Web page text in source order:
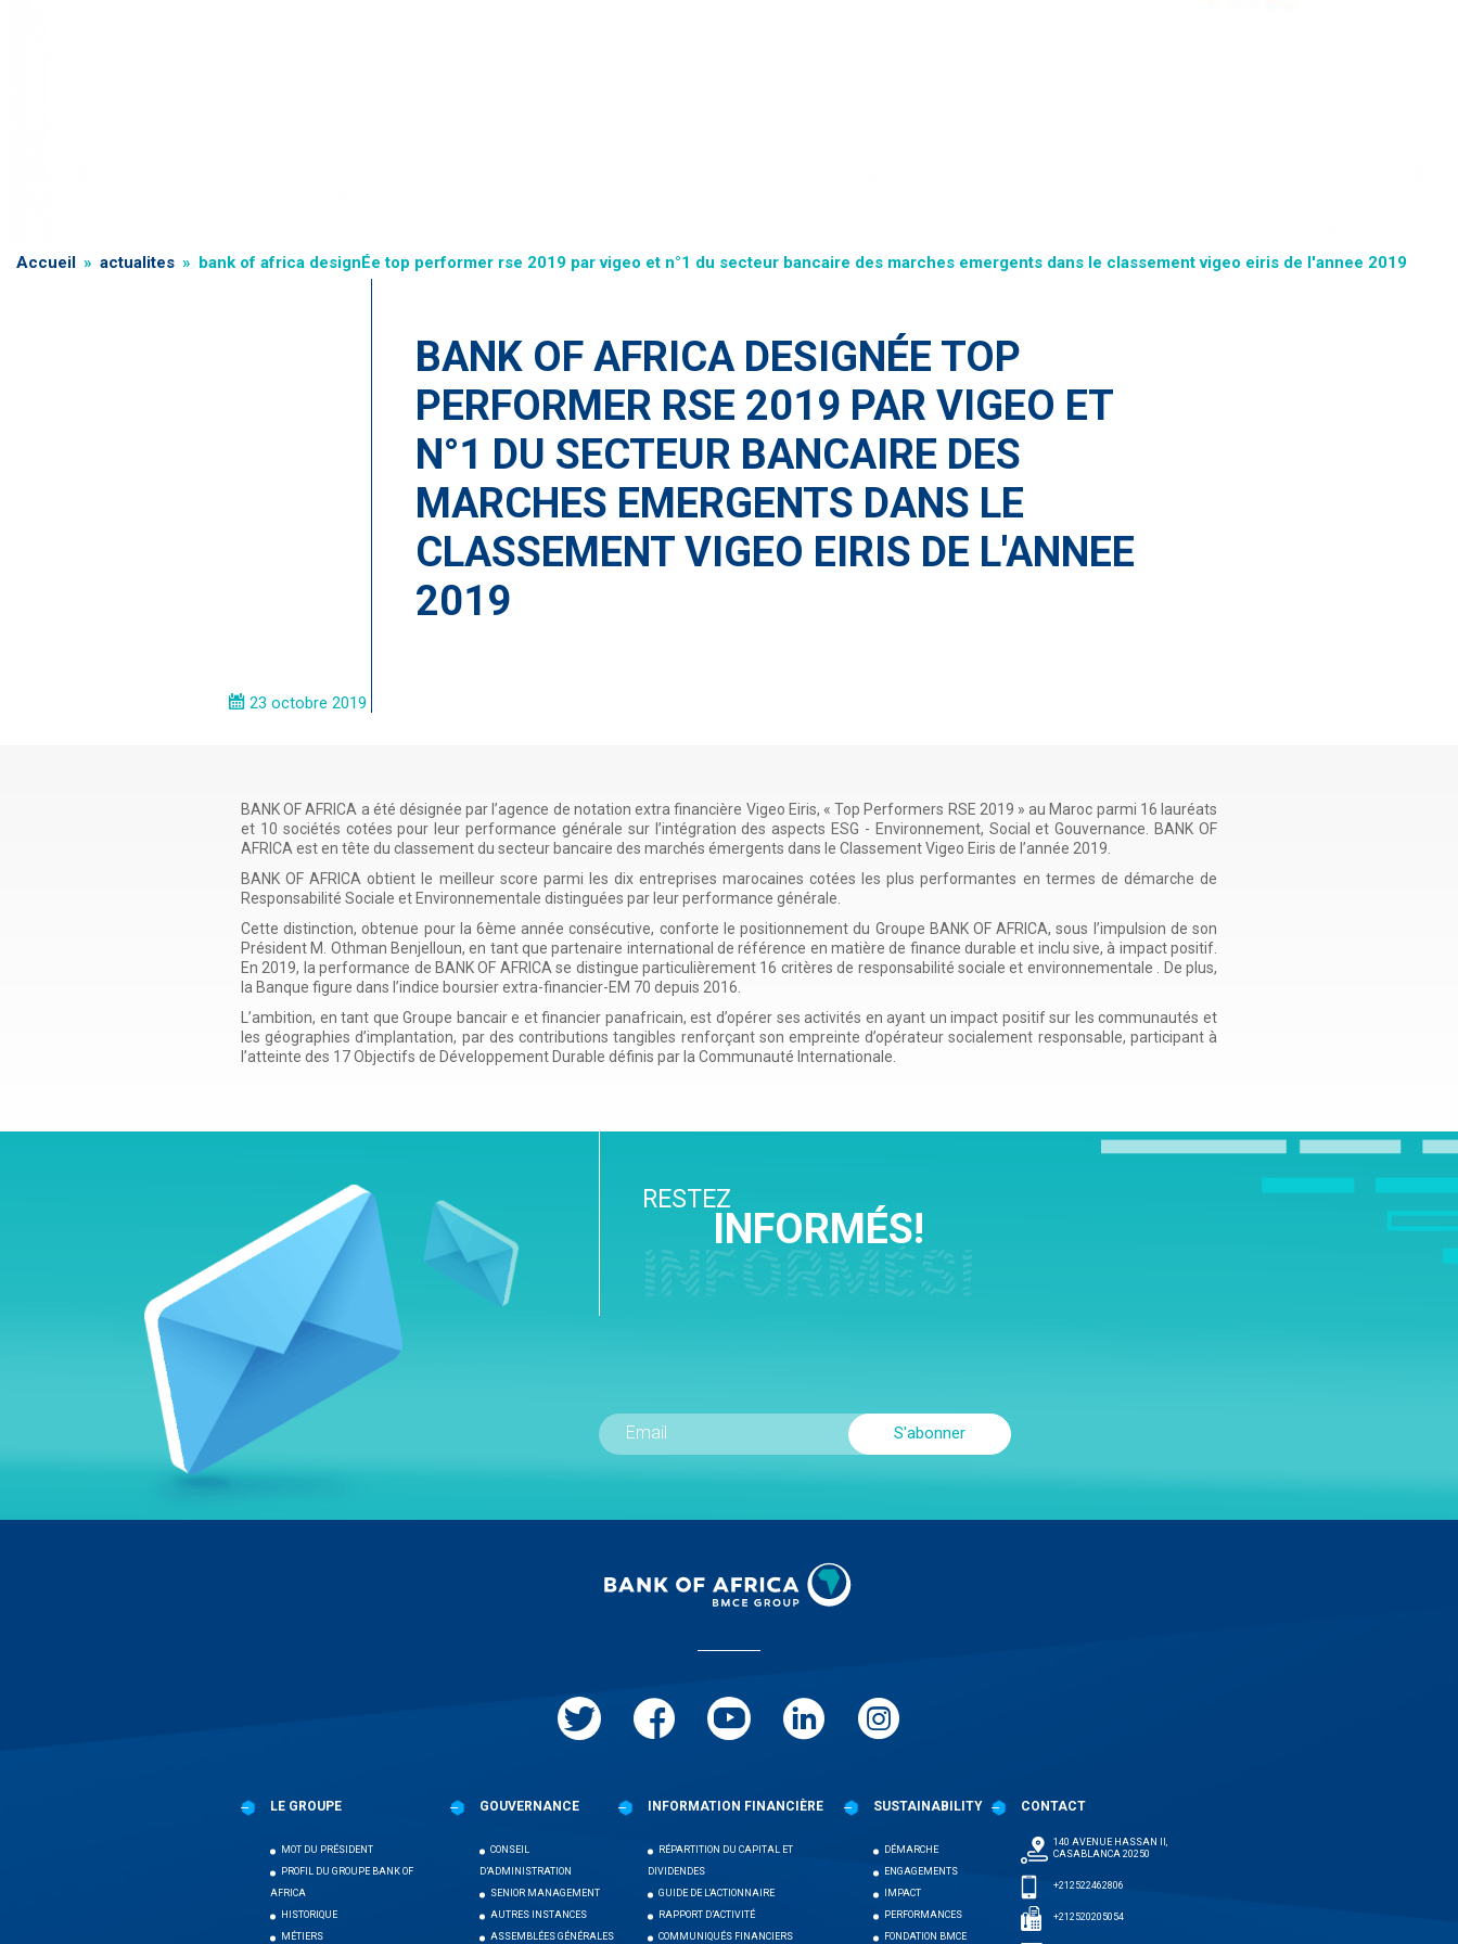
Fil
Accueil actualites bank of africa designÉe top performer rse 2019 par vigeo et n°1 du secteur bancaire des marches emergents dans le classement vigeo eiris de l'annee 2019
BANK OF AFRICA DESIGNÉE TOP
PERFORMER RSE 2019 PAR VIGEO ET
N°1 DU SECTEUR BANCAIRE DES
MARCHES EMERGENTS DANS LE
CLASSEMENT VIGEO EIRIS DE L'ANNEE
2019
23 octobre 2019
BANK OF AFRICA a été désignée par l’agence de notation extra financière Vigeo Eiris, « Top Performers RSE 2019 » au Maroc parmi 16 lauréats
et 10 sociétés cotées pour leur performance générale sur l’intégration des aspects ESG - Environnement, Social et Gouvernance. BANK OF
AFRICA est en tête du classement du secteur bancaire des marchés émergents dans le Classement Vigeo Eiris de l’année 2019.
BANK OF AFRICA obtient le meilleur score parmi les dix entreprises marocaines cotées les plus performantes en termes de démarche de
Responsabilité Sociale et Environnementale distinguées par leur performance générale.
Cette distinction, obtenue pour la 6ème année consécutive, conforte le positionnement du Groupe BANK OF AFRICA, sous l’impulsion de son
Président M. Othman Benjelloun, en tant que partenaire international de référence en matière de finance durable et inclu sive, à impact positif.
En 2019, la performance de BANK OF AFRICA se distingue particulièrement 16 critères de responsabilité sociale et environnementale . De plus,
la Banque figure dans l’indice boursier extra-financier-EM 70 depuis 2016.
L’ambition, en tant que Groupe bancair e et financier panafricain, est d’opérer ses activités en ayant un impact positif sur les communautés et
les géographies d’implantation, par des contributions tangibles renforçant son empreinte d’opérateur socialement responsable, participant à
l’atteinte des 17 Objectifs de Développement Durable définis par la Communauté Internationale.
RESTEZ
INFORMÉS!
INFORMÉS!
LE GROUPE
MOT DU PRÉSIDENT
PROFIL DU GROUPE BANK OF
AFRICA
HISTORIQUE
MÉTIERS
GOUVERNANCE
CONSEIL
D’ADMINISTRATION
SENIOR MANAGEMENT
AUTRES INSTANCES
ASSEMBLÉES GÉNÉRALES
INFORMATION FINANCIÈRE
RÉPARTITION DU CAPITAL ET
DIVIDENDES
GUIDE DE L'ACTIONNAIRE
RAPPORT D’ACTIVITÉ
COMMUNIQUÉS FINANCIERS
SUSTAINABILITY
DÉMARCHE
ENGAGEMENTS
IMPACT
PERFORMANCES
FONDATION BMCE
CONTACT
140 AVENUE HASSAN II,
CASABLANCA 20250
+212522462806
+212520205054